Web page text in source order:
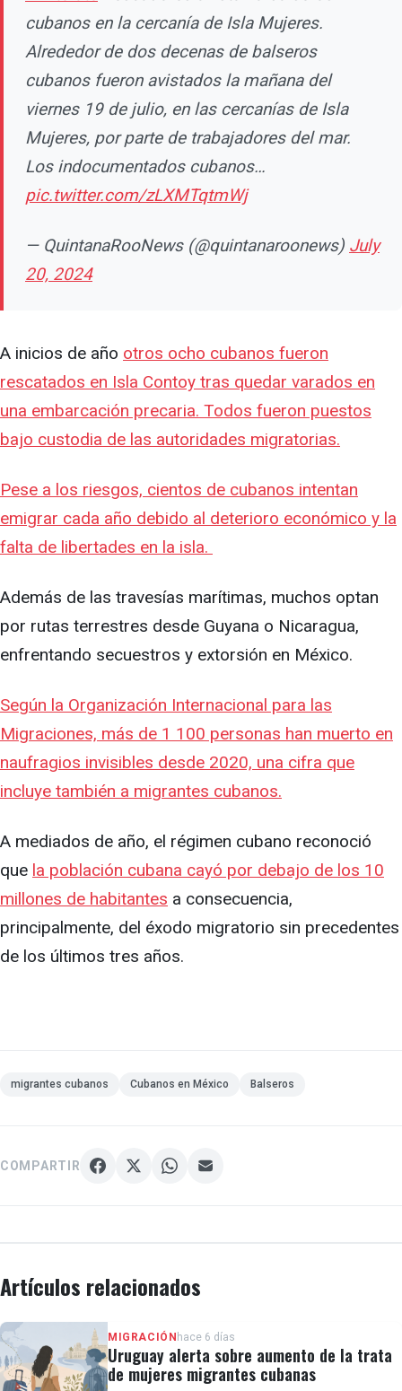
cubanos en la cercanía de Isla Mujeres.
Alrededor de dos decenas de balseros
cubanos fueron avistados la mañana del
viernes 19 de julio, en las cercanías de Isla
Mujeres, por parte de trabajadores del mar.
Los indocumentados cubanos…
pic.twitter.com/zLXMTqtmWj
— QuintanaRooNews (@quintanaroonews) July
20, 2024
A inicios de año otros ocho cubanos fueron
rescatados en Isla Contoy tras quedar varados en
una embarcación precaria. Todos fueron puestos
bajo custodia de las autoridades migratorias.
Pese a los riesgos, cientos de cubanos intentan
emigrar cada año debido al deterioro económico y la
falta de libertades en la isla.
Además de las travesías marítimas, muchos optan
por rutas terrestres desde Guyana o Nicaragua,
enfrentando secuestros y extorsión en México.
Según la Organización Internacional para las
Migraciones, más de 1 100 personas han muerto en
naufragios invisibles desde 2020, una cifra que
incluye también a migrantes cubanos.
A mediados de año, el régimen cubano reconoció
que la población cubana cayó por debajo de los 10
millones de habitantes a consecuencia,
principalmente, del éxodo migratorio sin precedentes
de los últimos tres años.
migrantes cubanos Cubanos en México Balseros
COMPARTIR
Artículos relacionados
MIGRACIÓN hace 6 días
Uruguay alerta sobre aumento de la trata
de mujeres migrantes cubanas